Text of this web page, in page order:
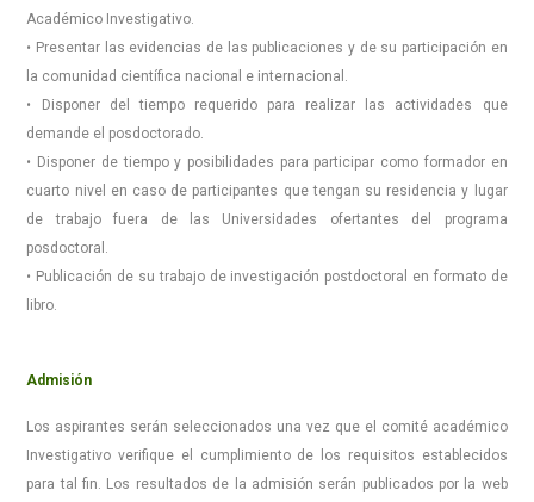
Académico Investigativo.
• Presentar las evidencias de las publicaciones y de su participación en
la comunidad científica nacional e internacional.
• Disponer del tiempo requerido para realizar las actividades que
demande el posdoctorado.
• Disponer de tiempo y posibilidades para participar como formador en
cuarto nivel en caso de participantes que tengan su residencia y lugar
de trabajo fuera de las Universidades ofertantes del programa
posdoctoral.
• Publicación de su trabajo de investigación postdoctoral en formato de
libro.
Admisión
Los aspirantes serán seleccionados una vez que el comité académico
Investigativo verifique el cumplimiento de los requisitos establecidos
para tal fin. Los resultados de la admisión serán publicados por la web